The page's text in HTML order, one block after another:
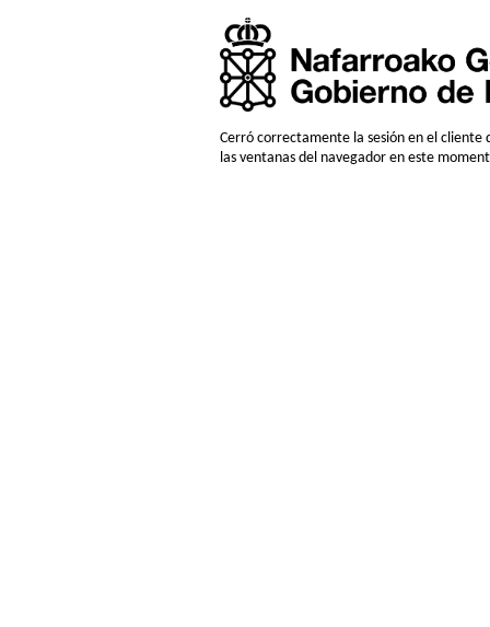
Cerró correctamente la sesión en el cliente
las ventanas del navegador en este